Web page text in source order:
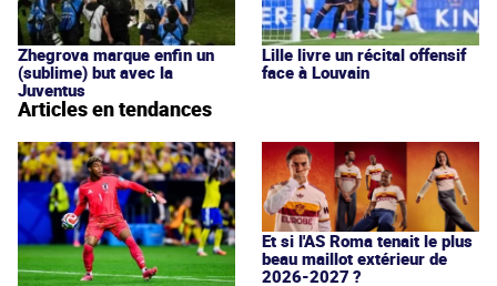
Zhegrova marque enfin un
(sublime) but avec la
Juventus
Lille livre un récital offensif
face à Louvain
Articles en tendances
Et si l'AS Roma tenait le plus
beau maillot extérieur de
2026-2027 ?